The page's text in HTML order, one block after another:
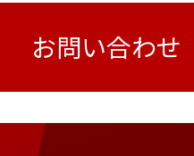
お問い合わせ